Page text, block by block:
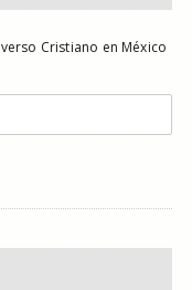
Cristiano en México